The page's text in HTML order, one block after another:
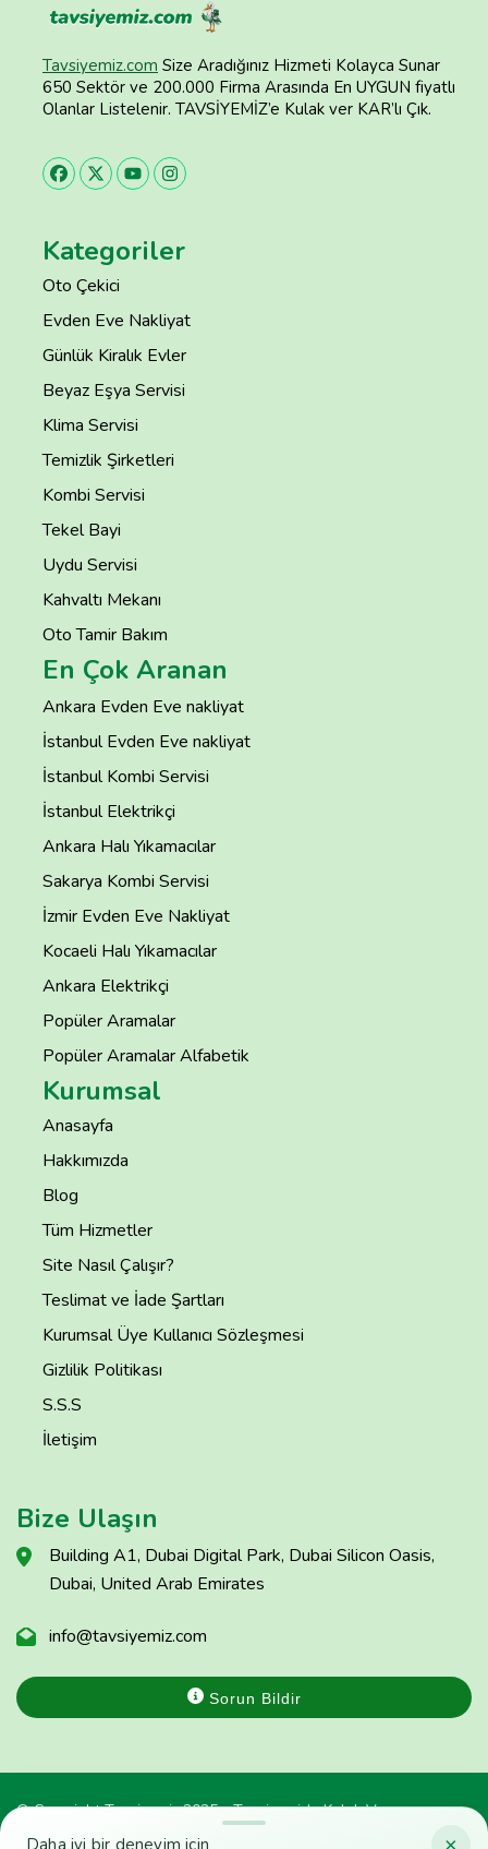
Daha iyi bir deneyim için
Tavsiyemiz.com Size Aradığınız Hizmeti Kolayca Sunar
650 Sektör ve 200.000 Firma Arasında En UYGUN fiyatlı
Olanlar Listelenir. TAVSİYEMİZ’e Kulak ver KAR’lı Çık.
Kategoriler
Oto Çekici
Evden Eve Nakliyat
Günlük Kiralık Evler
Beyaz Eşya Servisi
Klima Servisi
Temizlik Şirketleri
Kombi Servisi
Tekel Bayi
Uydu Servisi
Kahvaltı Mekanı
Oto Tamir Bakım
En Çok Aranan
Ankara Evden Eve nakliyat
İstanbul Evden Eve nakliyat
İstanbul Kombi Servisi
İstanbul Elektrikçi
Ankara Halı Yıkamacılar
Sakarya Kombi Servisi
İzmir Evden Eve Nakliyat
Kocaeli Halı Yıkamacılar
Ankara Elektrikçi
Popüler Aramalar
Popüler Aramalar Alfabetik
Kurumsal
Anasayfa
Hakkımızda
Blog
Tüm Hizmetler
Site Nasıl Çalışır?
Teslimat ve İade Şartları
Kurumsal Üye Kullanıcı Sözleşmesi
Gizlilik Politikası
S.S.S
İletişim
Bize Ulaşın
Building A1, Dubai Digital Park, Dubai Silicon Oasis,
Dubai, United Arab Emirates
info@tavsiyemiz.com
Sorun Bildir
© Copyright Tavsiyemiz 2025 - Tavsiyemiz'e Kulak Ver